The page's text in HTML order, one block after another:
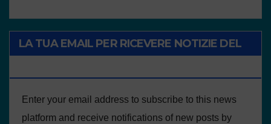
LA TUA EMAIL PER RICEVERE NOTIZIE DEL
Enter your email address to subscribe to this news
platform and receive notifications of new posts by